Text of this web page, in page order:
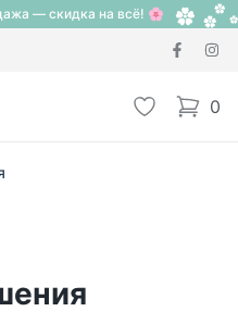
— скидка на всё! 🌸
Избранное
0
items